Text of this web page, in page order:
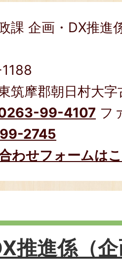
課 企画・DX推進
筑摩郡朝日村大
99-4107 フ
2745
わせフォームは
推進係（